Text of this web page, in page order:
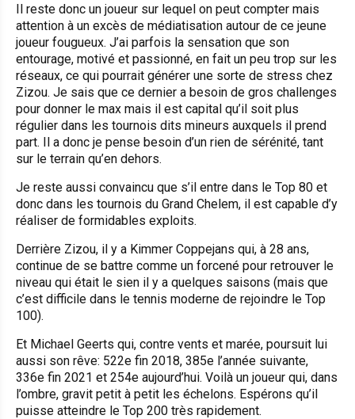
Il reste donc un joueur sur lequel on peut compter mais
attention à un excès de médiatisation autour de ce jeune
joueur fougueux. J’ai parfois la sensation que son
entourage, motivé et passionné, en fait un peu trop sur les
réseaux, ce qui pourrait générer une sorte de stress chez
Zizou. Je sais que ce dernier a besoin de gros challenges
pour donner le max mais il est capital qu’il soit plus
régulier dans les tournois dits mineurs auxquels il prend
part. Il a donc je pense besoin d’un rien de sérénité, tant
sur le terrain qu’en dehors.
Je reste aussi convaincu que s’il entre dans le Top 80 et
donc dans les tournois du Grand Chelem, il est capable d’y
réaliser de formidables exploits.
Derrière Zizou, il y a Kimmer Coppejans qui, à 28 ans,
continue de se battre comme un forcené pour retrouver le
niveau qui était le sien il y a quelques saisons (mais que
c’est difficile dans le tennis moderne de rejoindre le Top
100).
Et Michael Geerts qui, contre vents et marée, poursuit lui
aussi son rêve: 522e fin 2018, 385e l’année suivante,
336e fin 2021 et 254e aujourd’hui. Voilà un joueur qui, dans
l’ombre, gravit petit à petit les échelons. Espérons qu’il
puisse atteindre le Top 200 très rapidement.